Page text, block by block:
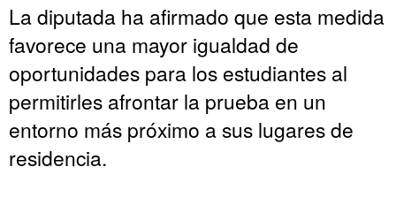
La diputada ha afirmado que esta medida
favorece una mayor igualdad de
oportunidades para los estudiantes al
permitirles afrontar la prueba en un
entorno más próximo a sus lugares de
residencia.